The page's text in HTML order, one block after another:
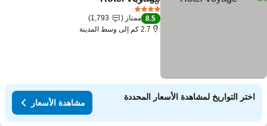
مشاركةAdd to favorites
8.5 ممتاز
1,793
2.7 كم إلى وسط المدينة
اختر التواريخ لمشاهدة الأسعار المحددة
مشاهدة الأسعار